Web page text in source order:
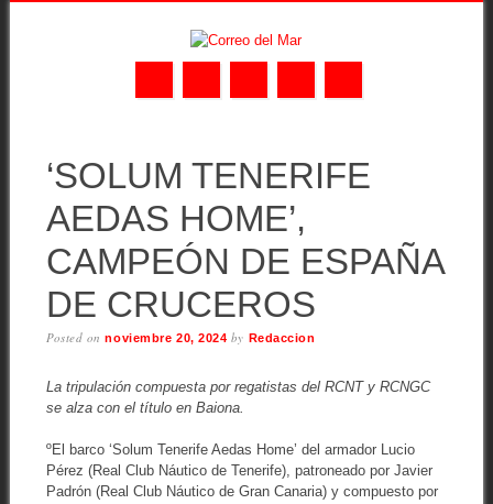
content
‘SOLUM TENERIFE
AEDAS HOME’,
CAMPEÓN DE ESPAÑA
DE CRUCEROS
Posted onnoviembre 20, 2024 by Redaccion
La tripulación compuesta por regatistas del RCNT y RCNGC
se alza con el título en Baiona.
ºEl barco ‘Solum Tenerife Aedas Home’ del armador Lucio
Pérez (Real Club Náutico de Tenerife), patroneado por Javier
Padrón (Real Club Náutico de Gran Canaria) y compuesto por